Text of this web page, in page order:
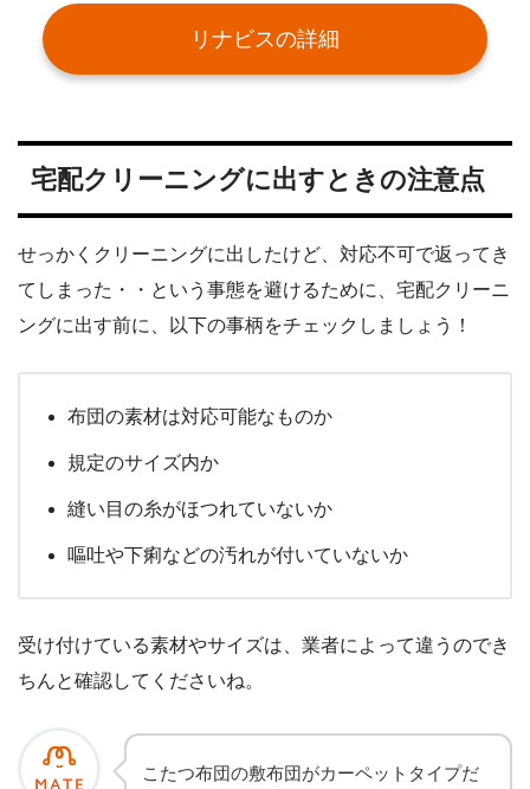
リナビスの詳細
宅配クリーニングに出すときの注意点
せっかくクリーニングに出したけど、対応不可で返ってき
てしまった・・という事態を避けるために、宅配クリーニ
ングに出す前に、以下の事柄をチェックしましょう！
布団の素材は対応可能なものか
規定のサイズ内か
縫い目の糸がほつれていないか
嘔吐や下痢などの汚れが付いていないか
受け付けている素材やサイズは、業者によって違うのでき
ちんと確認してくださいね。
こたつ布団の敷布団がカーペットタイプだ